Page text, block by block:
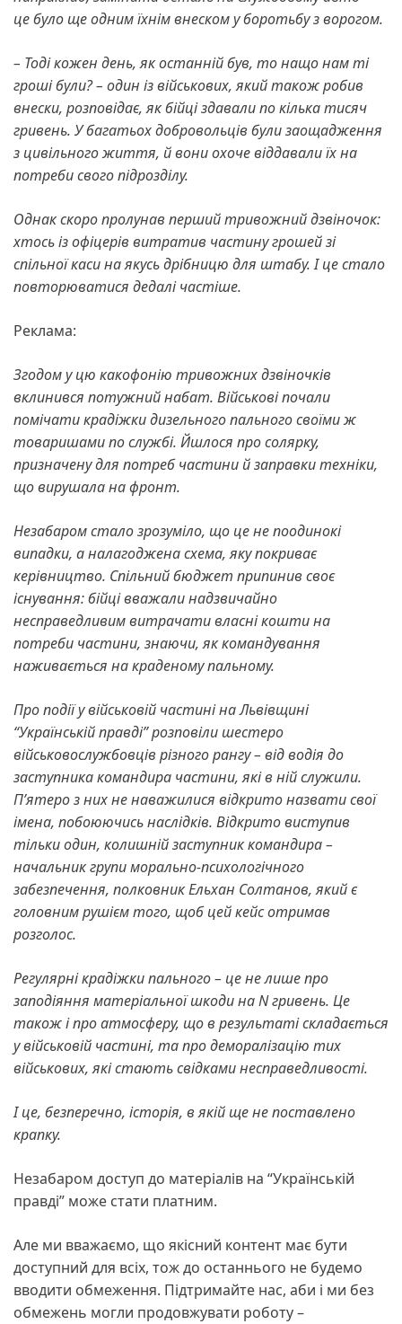
це було ще одним їхнім внеском у боротьбу з ворогом.
– Тоді кожен день, як останній був, то нащо нам ті
гроші були? – один із військових, який також робив
внески, розповідає, як бійці здавали по кілька тисяч
гривень. У багатьох добровольців були заощадження
з цивільного життя, й вони охоче віддавали їх на
потреби свого підрозділу.
Однак скоро пролунав перший тривожний дзвіночок:
хтось із офіцерів витратив частину грошей зі
спільної каси на якусь дрібницю для штабу. І це стало
повторюватися дедалі частіше.
Реклама:
Згодом у цю какофонію тривожних дзвіночків
вклинився потужний набат. Військові почали
помічати крадіжки дизельного пального своїми ж
товаришами по службі. Йшлося про солярку,
призначену для потреб частини й заправки техніки,
що вирушала на фронт.
Незабаром стало зрозуміло, що це не поодинокі
випадки, а налагоджена схема, яку покриває
керівництво. Спільний бюджет припинив своє
існування: бійці вважали надзвичайно
несправедливим витрачати власні кошти на
потреби частини, знаючи, як командування
наживається на краденому пальному.
Про події у військовій частині на Львівщині
“Українській правді” розповіли шестеро
військовослужбовців різного рангу – від водія до
заступника командира частини, які в ній служили.
П’ятеро з них не наважилися відкрито назвати свої
імена, побоюючись наслідків. Відкрито виступив
тільки один, колишній заступник командира –
начальник групи морально-психологічного
забезпечення, полковник Ельхан Солтанов, який є
головним рушієм того, щоб цей кейс отримав
розголос.
Регулярні крадіжки пального – це не лише про
заподіяння матеріальної шкоди на N гривень. Це
також і про атмосферу, що в результаті складається
у військовій частині, та про деморалізацію тих
військових, які стають свідками несправедливості.
І це, безперечно, історія, в якій ще не поставлено
крапку.
Незабаром доступ до матеріалів на “Українській
правді” може стати платним.
Але ми вважаємо, що якісний контент має бути
доступний для всіх, тож до останнього не будемо
вводити обмеження. Підтримайте нас, аби і ми без
обмежень могли продовжувати роботу –